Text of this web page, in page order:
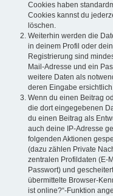
Cookies haben
Cookies kannst du
löschen.
Weiterhin werden die
in deinem Profil oder
Registrierung sind
Mail-Adresse und ein
weitere Daten als
deren Eingabe
Wenn du einen Beitrag
die dort eingegebenen
du einen Beitrag als
auch deine IP-Adresse
folgenden Aktionen
(dazu zählen Private
zentralen Profildaten (E-
Passwort) und
übermittelte Browser-
ist online?“-Funktion